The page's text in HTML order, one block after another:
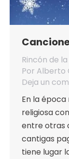
Rincón de
Por Alberto
Deja un
En la
religiosa
entre otras
cantigas
tiene lugar